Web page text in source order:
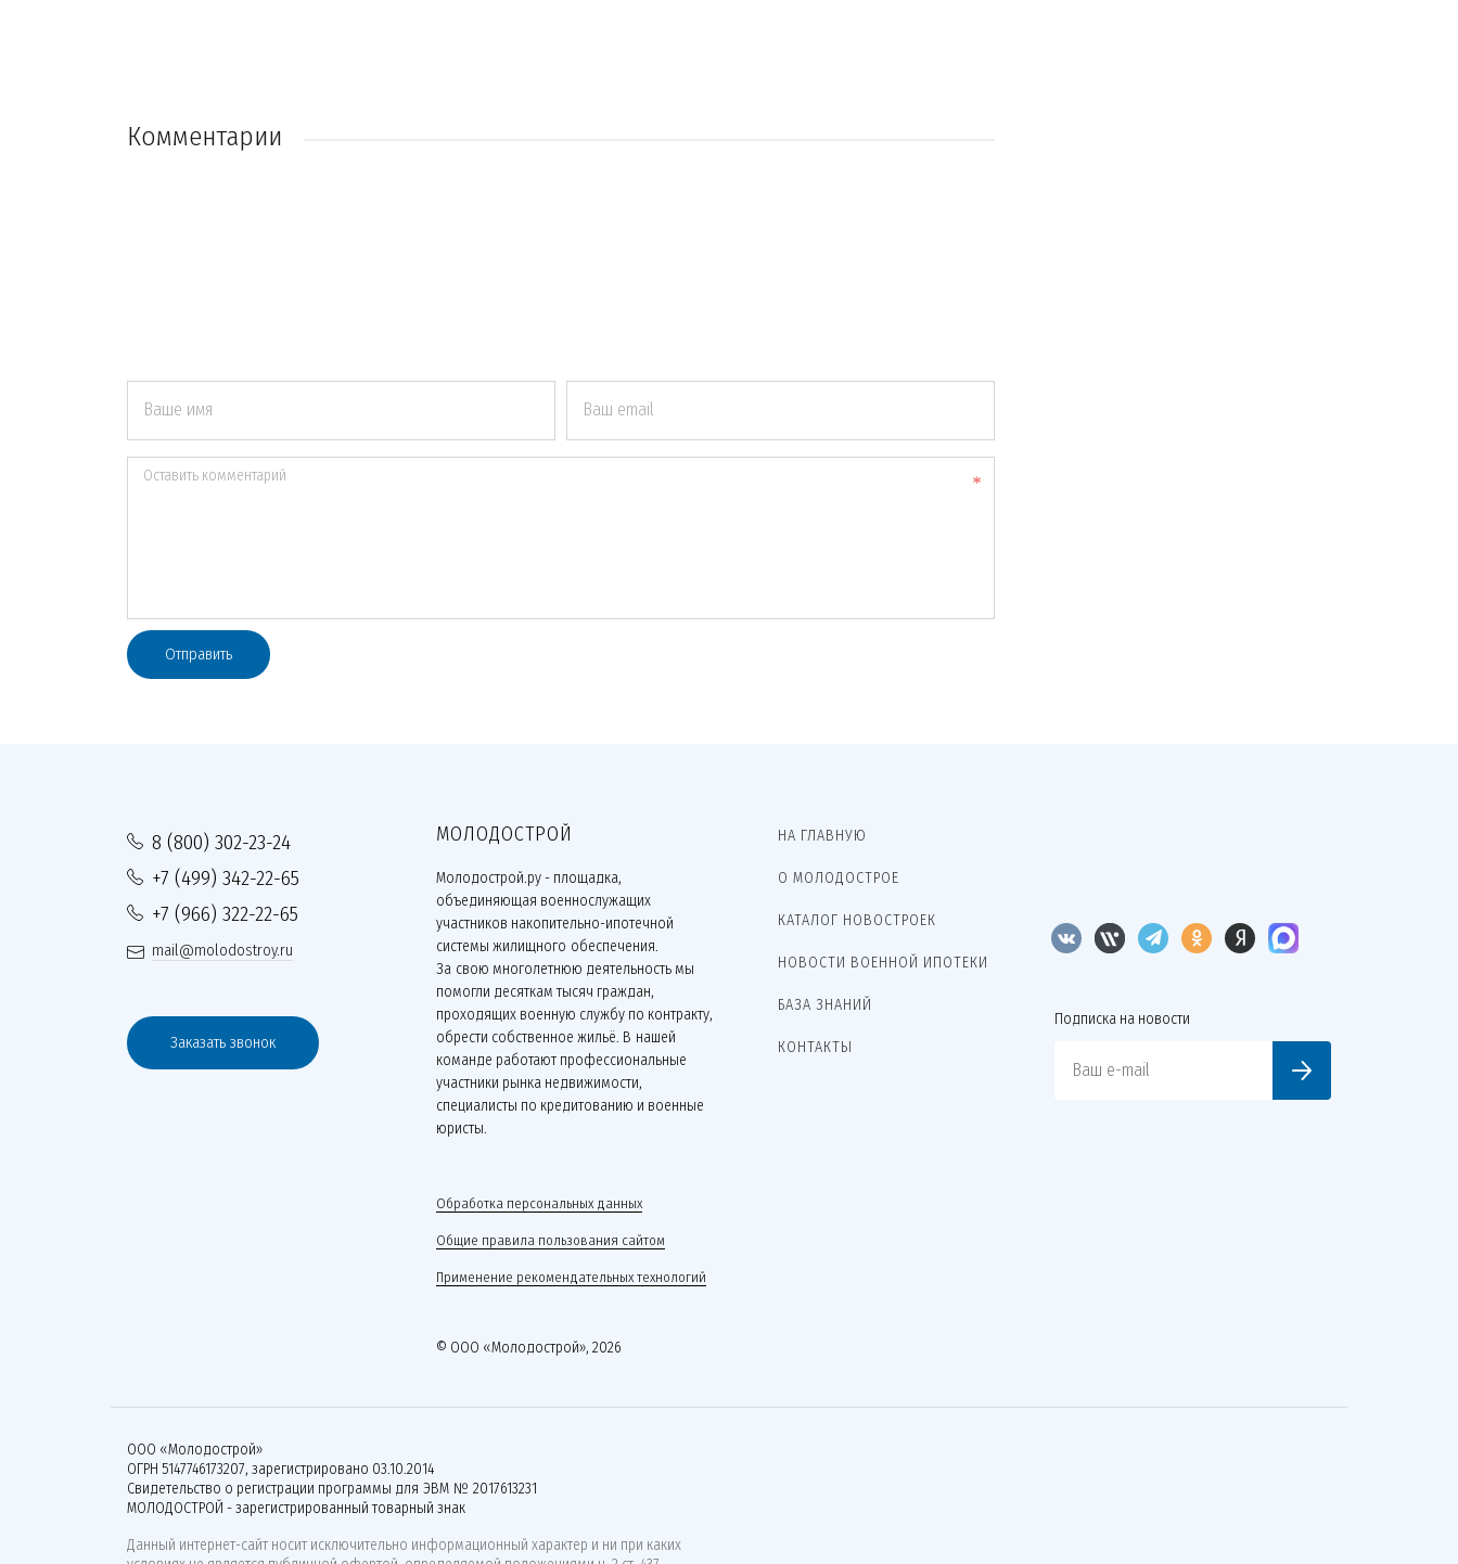
Комментарии
Ваше имя Ваш email
Оставить комментарий
Отправить
8 (800) 302-23-24
+7 (499) 342-22-65
+7 (966) 322-22-65
mail@molodostroy.ru
Заказать звонок
МОЛОДОСТРОЙ
Молодострой.ру - площадка,
объединяющая военнослужащих
участников накопительно-ипотечной
системы жилищного обеспечения.
За свою многолетнюю деятельность мы
помогли десяткам тысяч граждан,
проходящих военную службу по контракту,
обрести собственное жильё. В нашей
команде работают профессиональные
участники рынка недвижимости,
специалисты по кредитованию и военные
юристы.
Обработка персональных данных
Общие правила пользования сайтом
Применение рекомендательных технологий
© ООО «Молодострой», 2026
НА ГЛАВНУЮ
О МОЛОДОСТРОЕ
КАТАЛОГ НОВОСТРОЕК
НОВОСТИ ВОЕННОЙ ИПОТЕКИ
БАЗА ЗНАНИЙ
КОНТАКТЫ
Подписка на новости
Ваш e-mail
ООО «Молодострой»
ОГРН 5147746173207, зарегистрировано 03.10.2014
Свидетельство о регистрации программы для ЭВМ № 2017613231
МОЛОДОСТРОЙ - зарегистрированный товарный знак
Данный интернет-сайт носит исключительно информационный характер и ни при каких